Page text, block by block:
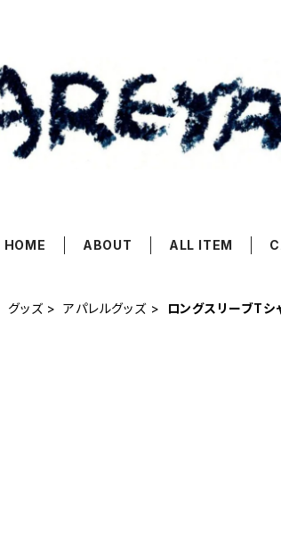
HOME ABOUT ALL ITEM
グッズ アパレルグッズ ロングスリーブTシ